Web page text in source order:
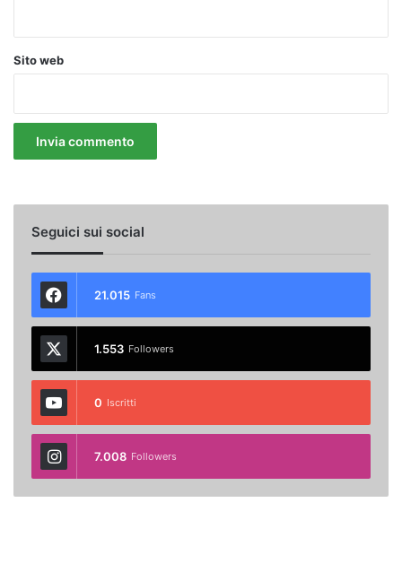
Sito web
Seguici sui social
21.015 Fans
1.553 Followers
0 Iscritti
7.008 Followers